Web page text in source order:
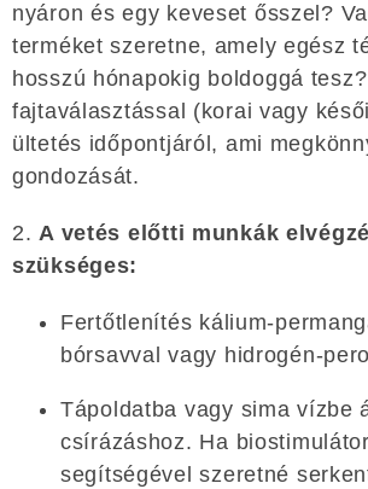
nyáron és egy keveset ősszel?
terméket szeretne, amely egész
hosszú hónapokig boldoggá
fajtaválasztással (korai vagy
ültetés időpontjáról, ami
gondozását.
2.A vetés előtti munkák
szükséges:
Fertőtlenítés kálium-
bórsavval vagy hidrogén-
Tápoldatba vagy sima vízbe
csírázáshoz. Ha
segítségével szeretné